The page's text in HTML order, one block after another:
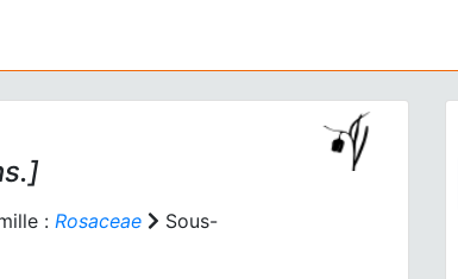
: Rosaceae Sous-